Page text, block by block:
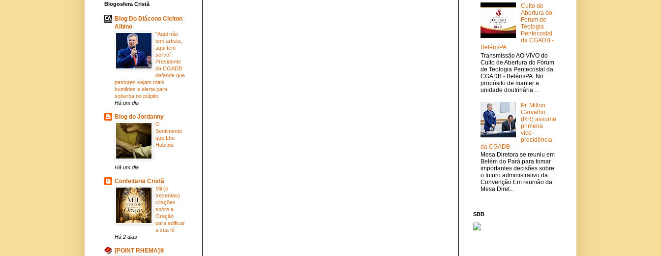
Blogosfera Cristã
Blog Do Diácono Cleiton
Albino
“Aqui não
tem artista,
aqui tem
servo”:
Presidente
da CGADB
defende que
pastores sejam mais
humildes e alerta para
soberba no púlpito
Há um dia
Blog do Jordanny
O
Sentimento
que Lhe
Habitou
Há um dia
Confeitaria Cristã
Mil (e
trezentas)
citações
sobre a
Oração
para edificar
a sua fé
Há 2 dias
[POINT RHEMA]®
Culto de
Abertura do
Fórum de
Teologia
Pentecostal
da CGADB -
Belém/PA
Transmissão AO VIVO do
Culto de Abertura do Fórum
de Teologia Pentecostal da
CGADB - Belém/PA. No
propósito de manter a
unidade doutrinária ...
Pr. Milton
Carvalho
(RR) assume
primeira
vice-
presidência
da CGADB
Mesa Diretora se reuniu em
Belém do Pará para tomar
importantes decisões sobre
o futuro administrativo da
Convenção Em reunião da
Mesa Diret...
SBB